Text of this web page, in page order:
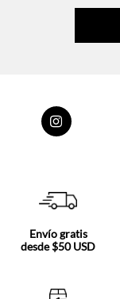
Envío gratis
desde $50 USD